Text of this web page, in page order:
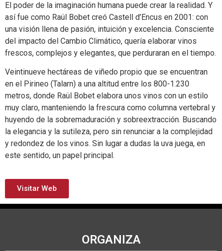
El poder de la imaginación humana puede crear la realidad. Y
así fue como Raül Bobet creó Castell d’Encus en 2001: con
una visión llena de pasión, intuición y excelencia. Consciente
del impacto del Cambio Climático, quería elaborar vinos
frescos, complejos y elegantes, que perduraran en el tiempo.
Veintinueve hectáreas de viñedo propio que se encuentran
en el Pirineo (Talarn) a una altitud entre los 800-1.230
metros, donde Raül Bobet elabora unos vinos con un estilo
muy claro, manteniendo la frescura como columna vertebral y
huyendo de la sobremaduración y sobreextracción. Buscando
la elegancia y la sutileza, pero sin renunciar a la complejidad
y redondez de los vinos. Sin lugar a dudas la uva juega, en
este sentido, un papel principal.
Visitar Web
ORGANIZA